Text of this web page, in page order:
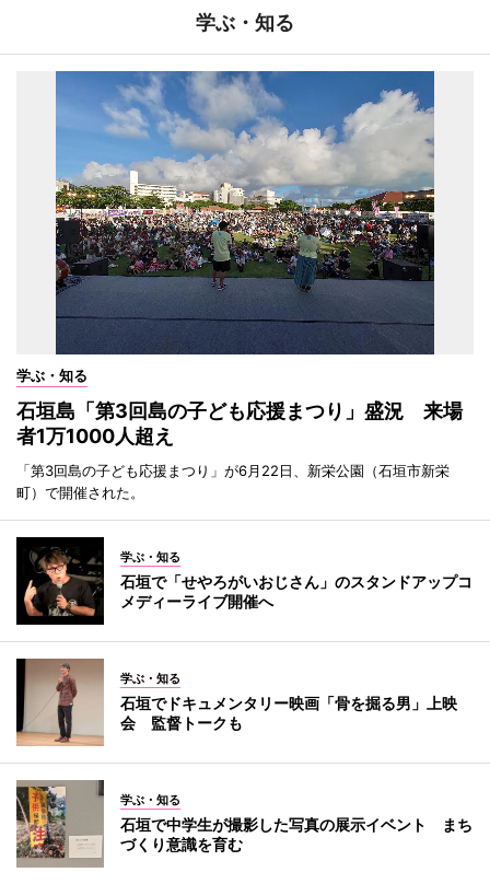
学ぶ・知る
学ぶ・知る
石垣島「第3回島の子ども応援まつり」盛況 来場
者1万1000人超え
「第3回島の子ども応援まつり」が6月22日、新栄公園（石垣市新栄
町）で開催された。
学ぶ・知る
石垣で「せやろがいおじさん」のスタンドアップコ
メディーライブ開催へ
学ぶ・知る
石垣でドキュメンタリー映画「骨を掘る男」上映
会 監督トークも
学ぶ・知る
石垣で中学生が撮影した写真の展示イベント まち
づくり意識を育む